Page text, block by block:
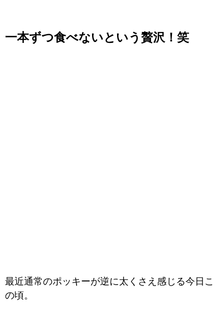
一本ずつ食べないという贅沢！笑
最近通常のポッキーが逆に太くさえ感じる今日こ
の頃。